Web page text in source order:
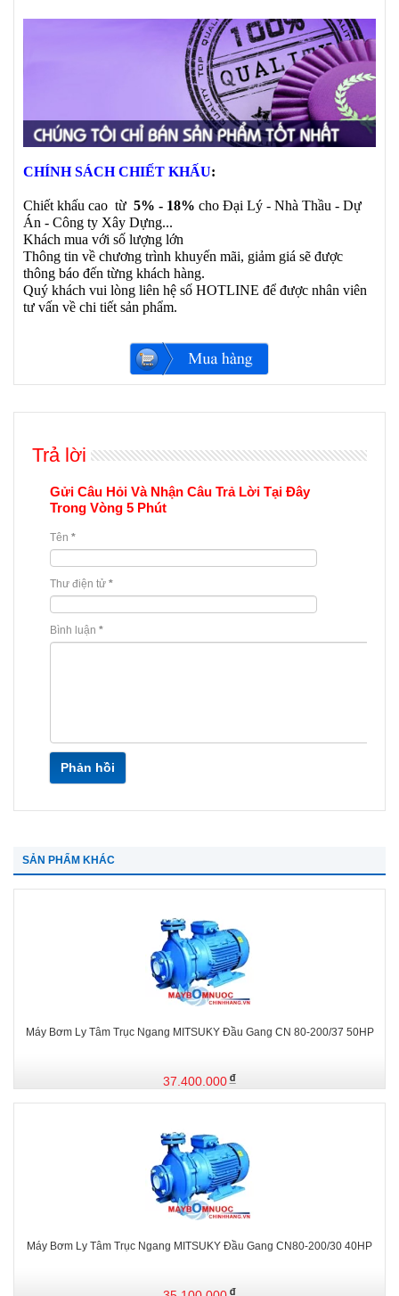
CHÍNH SÁCH CHIẾT KHẤU:
Chiết khấu cao từ 5% - 18% cho Đại Lý - Nhà Thầu - Dự
Án - Công ty Xây Dựng...
Khách mua với số lượng lớn
Thông tin về chương trình khuyến mãi, giảm giá sẽ được
thông báo đến từng khách hàng.
Quý khách vui lòng liên hệ số HOTLINE để được nhân viên
tư vấn về chi tiết sản phẩm.
Trả lời
Gửi Câu Hỏi Và Nhận Câu Trả Lời Tại Đây
Trong Vòng 5 Phút
Tên *
Thư điện tử *
Bình luận *
Phản hồi
SẢN PHẨM KHÁC
Máy Bơm Ly Tâm Trục Ngang MITSUKY Đầu Gang CN 80-200/37 50HP
37.400.000
Máy Bơm Ly Tâm Trục Ngang MITSUKY Đầu Gang CN80-200/30 40HP